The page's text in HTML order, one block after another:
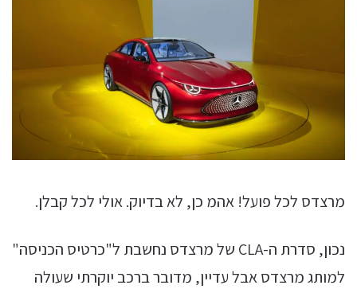
מרצדס לכל פועל! אהמ כן, לא בדיוק. אולי לכל קבלן.
נכון, סדרת ה-CLA של מרצדס נחשבת ל"כרטיס הכניסה"
למותג מרצדס אבל עדיין, מדובר ברכב יוקרתי שעולה